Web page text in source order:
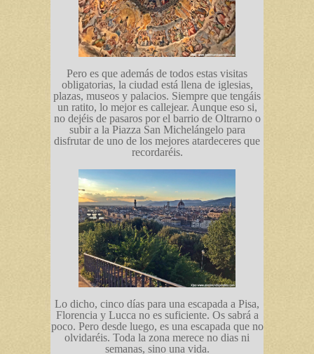
Pero es que además de todos estas visitas
obligatorias, la ciudad está llena de iglesias,
plazas, museos y palacios. Siempre que tengáis
un ratito, lo mejor es callejear. Aunque eso si,
no dejéis de pasaros por el barrio de Oltrarno o
subir a la Piazza San Michelángelo para
disfrutar de uno de los mejores atardeceres que
recordaréis.
Lo dicho, cinco días para una escapada a Pisa,
Florencia y Lucca no es suficiente. Os sabrá a
poco. Pero desde luego, es una escapada que no
olvidaréis. Toda la zona merece no dias ni
semanas, sino una vida.